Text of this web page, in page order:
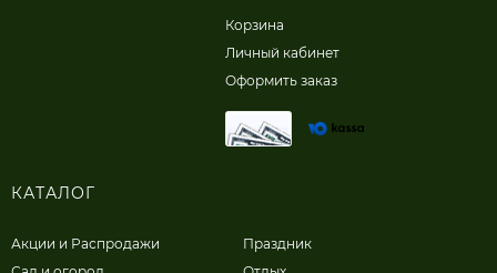
Корзина
Личный кабинет
Оформить заказ
КАТАЛОГ
Акции и Распродажи
Праздник